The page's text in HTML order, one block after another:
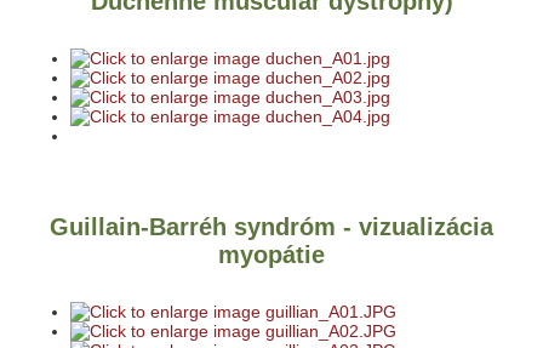
Guillain-Barréh syndróm - vizualizácia
myopátie